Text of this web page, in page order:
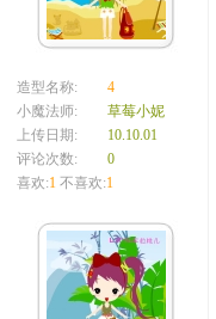
造型名称:
4
小魔法师:
草莓小妮
上传日期:
10.10.01
评论次数:
0
喜欢:1 不喜欢:1